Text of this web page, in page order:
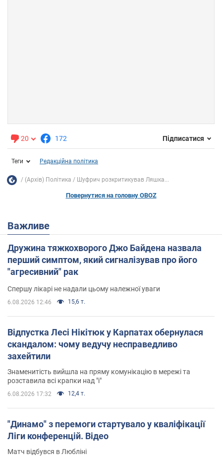
20 172 Підписатися
Теги Редакційна політика
(Архів) Політика Шуфрич розкритикував Ляшка...
Повернутися на головну OBOZ
Важливе
Дружина тяжкохворого Джо Байдена назвала
перший симптом, який сигналізував про його
"агресивний" рак
Спершу лікарі не надали цьому належної уваги
6.08.2026 12:46 15,6 т.
Відпустка Лесі Нікітюк у Карпатах обернулася
скандалом: чому ведучу несправедливо
захейтили
Знаменитість вийшла на пряму комунікацію в мережі та
розставила всі крапки над "і"
6.08.2026 17:32 12,4 т.
"Динамо" з перемоги стартувало у кваліфікації
Ліги конференцій. Відео
Матч відбувся в Любліні